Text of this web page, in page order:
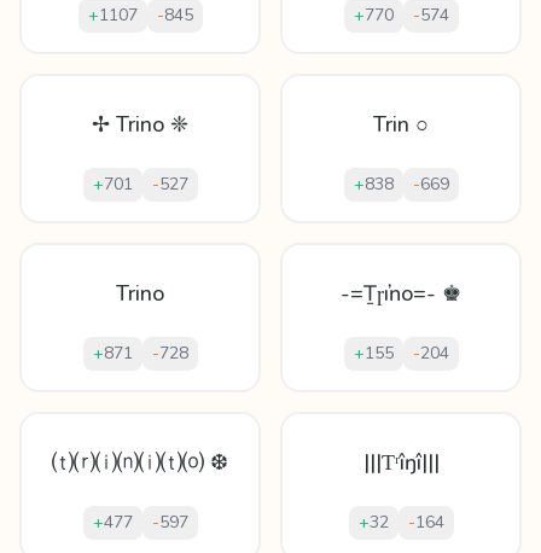
+1107 -845 +770 -574
✢ Trino ❈
+701 -527
Trin ○
+838 -669
Trino
+871 -728
-=Ṯɼıŉo=- ♚
+155 -204
⒯⒭⒤⒩⒤⒯⒪ ❆
+477 -597
|||Ƭʳîŋî|||
+32 -164